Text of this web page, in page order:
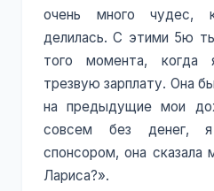
очень много чудес,
делилась. С этими 5ю
того момента, когда
трезвую зарплату. Она
на предыдущие мои
совсем без денег, я
спонсором, она сказала
Лариса?».